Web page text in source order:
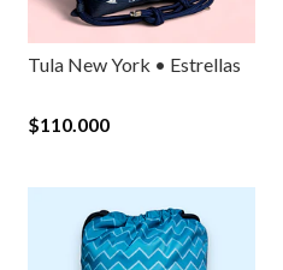
Tula New York • Estrellas
$110.000